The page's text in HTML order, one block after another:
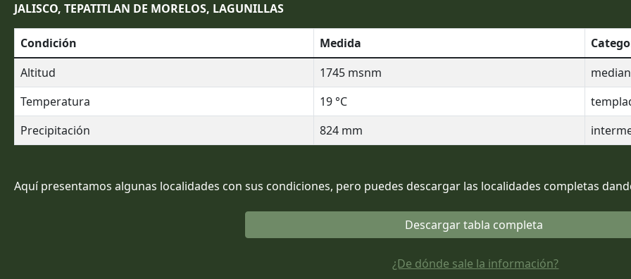
JALISCO, TEPATITLAN DE MORELOS, LAGUNILLAS
Condición Medida
Altitud
1745 msnm
Temperatura
19 °C
Precipitación
824 mm
Aquí presentamos algunas localidades con sus condiciones, pero puedes descargar las localidades completas
Descargar tabla completa
¿De dónde sale la información?